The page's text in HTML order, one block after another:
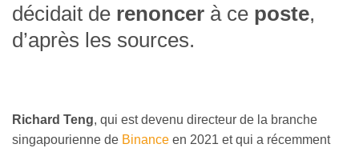
décidait de renoncer à ce poste,
d’après les sources.
Richard Teng, qui est devenu directeur de la branche
singapourienne de Binance en 2021 et qui a récemment